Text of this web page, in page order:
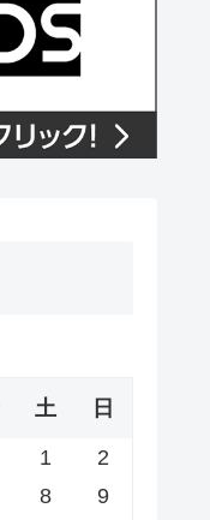
土 日
1
2
8
9